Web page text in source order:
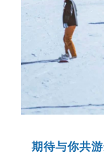
期待与你共